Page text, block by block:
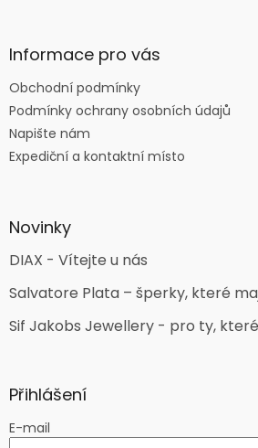
Informace pro vás
Obchodní podmínky
Podmínky ochrany osobních údajů
Napište nám
Expediční a kontaktní místo
Novinky
DIAX - Vítejte u nás
Salvatore Plata – šperky, které
Sif Jakobs Jewellery - pro ty,
Přihlášení
E-mail